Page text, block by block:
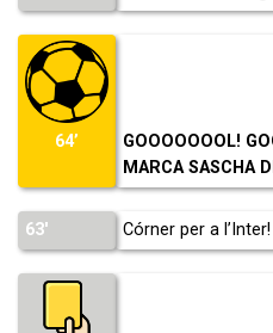
64’
GOOOOOOOL!
MARCA SASCHA
63′ Córner per a